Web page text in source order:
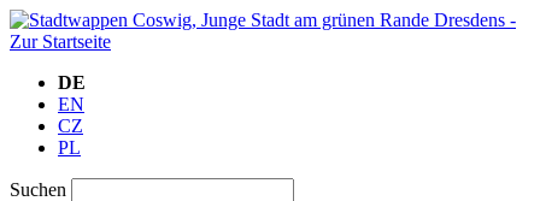
DE
EN
CZ
PL
Suchen